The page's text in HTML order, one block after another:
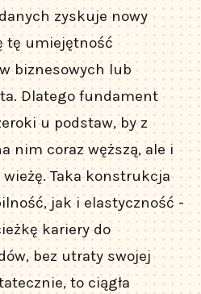
zyskuje nowy
tę umiejętność
biznesowych lub
Dlatego fundament
u podstaw, by z
nim coraz węższą, ale i
Taka konstrukcja
jak i elastyczność -
kariery do
bez utraty swojej
to ciągła